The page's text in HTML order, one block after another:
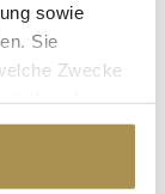
sowie
Sie
Zwecke
Privacy